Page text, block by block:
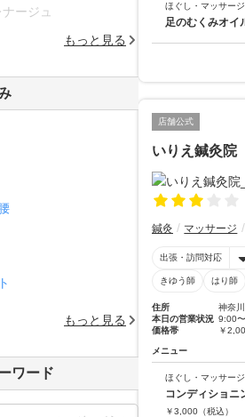
ほぐし・マッサージ
足のむくみオイ
店舗公式
いりえ鍼灸院
鍼灸 マッサージ
出張・訪問対応
きゆう師 はり師
住所
神奈
本日の営業状況 9:00
価格帯
￥
メニュー
ほぐし・マッサージ
コンディショ
￥3,000 （税込）
ナージュ
もっと見る
もっと見る
ワード